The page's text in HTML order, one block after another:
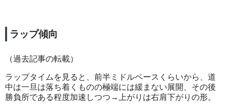
ラップ傾向
（過去記事の転載）
ラップタイムを見ると、前半ミドルペースくらいから、道
中は一旦は落ち着くものの極端には緩まない展開、その後
勝負所である程度加速しつつ→上がりは右肩下がりの形。